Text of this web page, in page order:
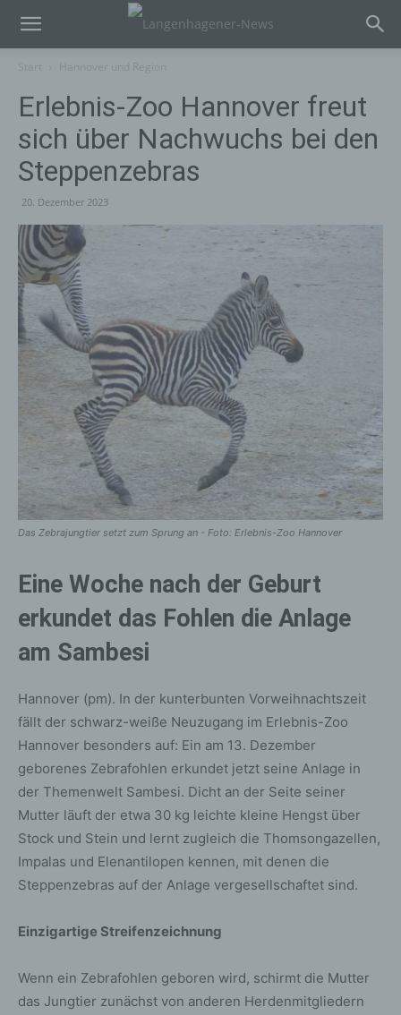
Erlebnis-Zoo Hannover freut
sich über Nachwuchs bei den
Steppenzebras
20. Dezember 2023
Das Zebrajungtier setzt zum Sprung an - Foto: Erlebnis-Zoo Hannover
Eine Woche nach der Geburt
erkundet das Fohlen die Anlage
am Sambesi
Hannover (pm). In der kunterbunten Vorweihnachtszeit
fällt der schwarz-weiße Neuzugang im Erlebnis-Zoo
Hannover besonders auf: Ein am 13. Dezember
geborenes Zebrafohlen erkundet jetzt seine Anlage in
der Themenwelt Sambesi. Dicht an der Seite seiner
Mutter läuft der etwa 30 kg leichte kleine Hengst über
Stock und Stein und lernt zugleich die Thomsongazellen,
Impalas und Elenantilopen kennen, mit denen die
Steppenzebras auf der Anlage vergesellschaftet sind.
Einzigartige Streifenzeichnung
Wenn ein Zebrafohlen geboren wird, schirmt die Mutter
das Jungtier zunächst von anderen Herdenmitgliedern